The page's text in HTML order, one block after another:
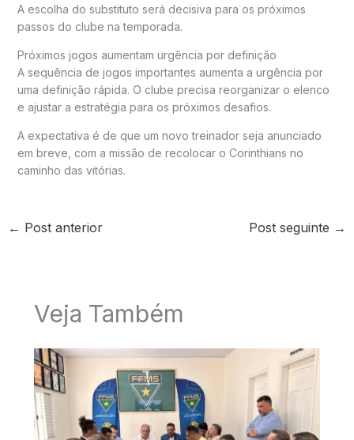
A escolha do substituto será decisiva para os próximos
passos do clube na temporada.
Próximos jogos aumentam urgência por definição
A sequência de jogos importantes aumenta a urgência por
uma definição rápida. O clube precisa reorganizar o elenco
e ajustar a estratégia para os próximos desafios.
A expectativa é de que um novo treinador seja anunciado
em breve, com a missão de recolocar o Corinthians no
caminho das vitórias.
← Post anterior Post seguinte →
Veja Também